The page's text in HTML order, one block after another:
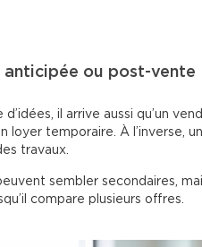
anticipée ou post-vente
d’idées, il arrive aussi qu’un
loyer temporaire. À l’inverse,
travaux.
sembler secondaires,
compare plusieurs offres.